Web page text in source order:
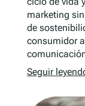
marketing
de
consumidor
Seguir